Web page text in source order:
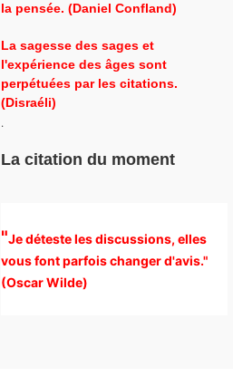
la pensée. (Daniel Confland)
La sagesse des sages et
l'expérience des âges sont
perpétuées par les citations.
(Disraéli)
.
La citation du moment
"Je déteste les discussions, elles
vous font parfois changer d'avis."
(Oscar Wilde)